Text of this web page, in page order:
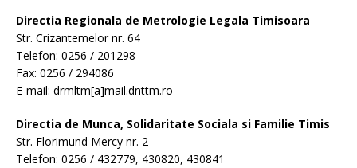
Directia Regionala de Metrologie Legala Timisoara
Str. Crizantemelor nr. 64
Telefon: 0256 / 201298
Fax: 0256 / 294086
E-mail: drmltm[a]mail.dnttm.ro
Directia de Munca, Solidaritate Sociala si Familie Timis
Str. Florimund Mercy nr. 2
Telefon: 0256 / 432779, 430820, 430841